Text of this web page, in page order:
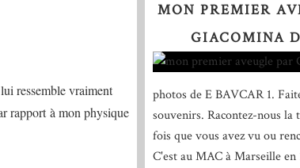
ressemble vraiment
rapport à mon physique
MON PREMIER
GIACOMINA
photos de E BAVCAR 1.
souvenirs. Racontez-nous la
fois que vous avez vu ou
C'est au MAC à Marseille